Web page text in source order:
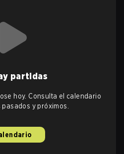
partidas
hoy. Consulta el calendario
y próximos.